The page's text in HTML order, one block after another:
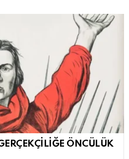
ÖNCÜLÜK